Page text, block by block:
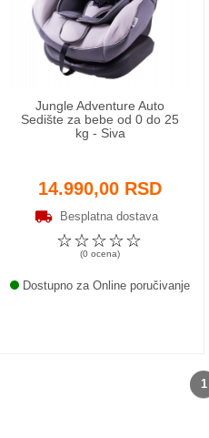
Odeća i obuća
Igračke za bebe i decu
AKCIJA
Call Centar
011 438 1 000
Jungle Adventure Auto
Sedište za bebe od 0 do 25
kg - Siva
14.990,00 RSD
Besplatna dostava
☆
☆
☆
☆
☆
(0 ocena)
Dostupno za Online poručivanje
1